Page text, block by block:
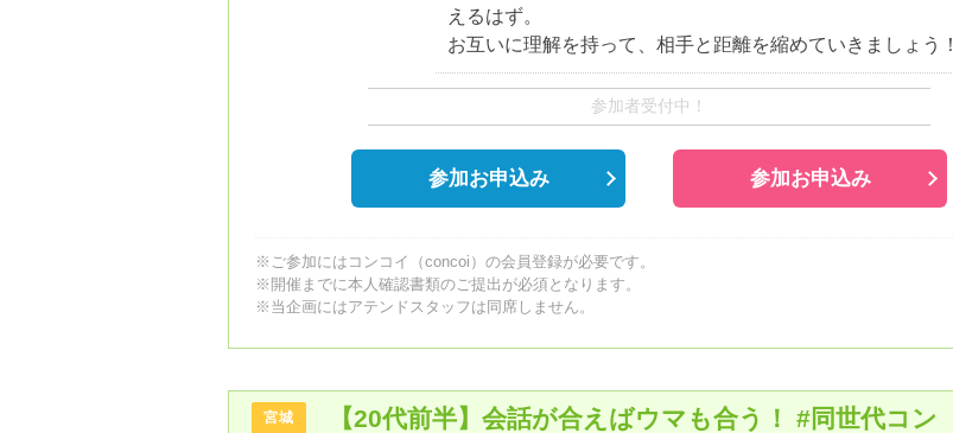
えるはず。
お互いに理解を持って、相手と距離を縮めていきましょう！
参加者受付中！
参加お申込み 参加お申込み
※ご参加にはコンコイ（concoi）の会員登録が必要です。
※開催までに本人確認書類のご提出が必須となります。
※当企画にはアテンドスタッフは同席しません。
宮城 【20代前半】会話が合えばウマも合う！ #同世代コン